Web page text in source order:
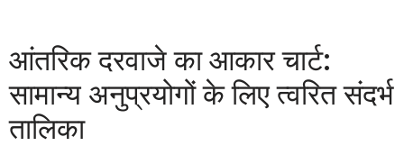
आंतरिक दरवाजे का आकार चार्ट:
सामान्य अनुप्रयोगों के लिए त्वरित संदर्भ
तालिका